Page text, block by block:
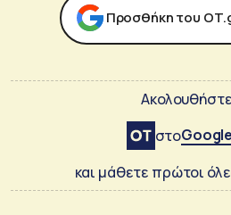
Προσθήκη του
στο
και μάθετε πρώτοι